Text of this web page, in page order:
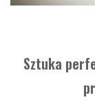
Sztuka